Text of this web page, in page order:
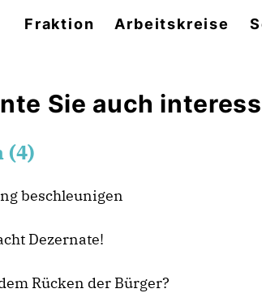
Fraktion Arbeitskreise
Sie auch
(4)
beschleunigen
Dezernate!
Rücken der Bürger?